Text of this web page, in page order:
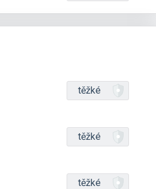
těžké
těžké
těžké